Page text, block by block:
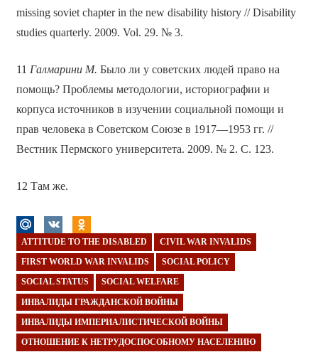
missing soviet chapter in the new disability history // Disability
studies quarterly. 2009. Vol. 29. № 3.
11 Галмарини М. Было ли у советских людей право на
помощь? Проблемы методологии, историографии и
корпуса источников в изучении социальной помощи и
прав человека в Советском Союзе в 1917—1953 гг. //
Вестник Пермского университета. 2009. № 2. С. 123.
12 Там же.
ATTITUDE TO THE DISABLED CIVIL WAR INVALIDS
FIRST WORLD WAR INVALIDS SOCIAL POLICY
SOCIAL STATUS SOCIAL WELFARE
ИНВАЛИДЫ ГРАЖДАНСКОЙ ВОЙНЫ
ИНВАЛИДЫ ИМПЕРИАЛИСТИЧЕСКОЙ ВОЙНЫ
ОТНОШЕНИЕ К НЕТРУДОСПОСОБНОМУ НАСЕЛЕНИЮ